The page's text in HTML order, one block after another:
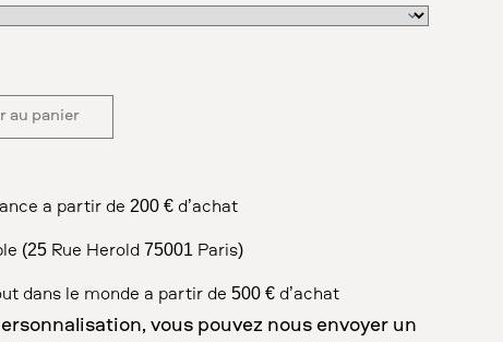
au panier
à partir de 200 € d’achat
(25 Rue Herold 75001 Paris)
dans le monde à partir de 500 € d’achat
vous pouvez nous envoyer un